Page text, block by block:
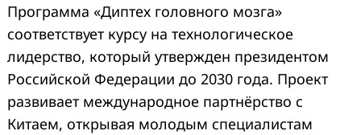
Программа «Диптех головного мозга»
соответствует курсу на технологическое
лидерство, который утвержден президентом
Российской Федерации до 2030 года. Проект
развивает международное партнёрство с
Китаем, открывая молодым специалистам